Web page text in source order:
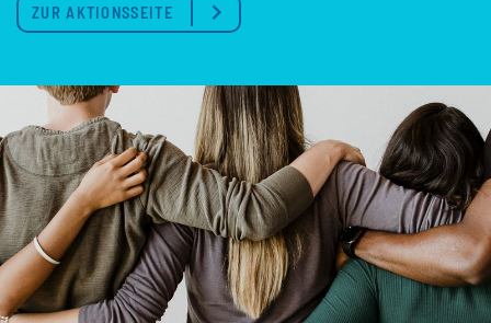
ZUR AKTIONSSEITE